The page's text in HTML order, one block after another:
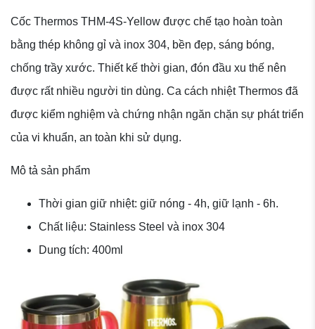
Cốc Thermos THM-4S-Yellow được chế tạo hoàn toàn
bằng thép không gỉ và inox 304, bền đẹp, sáng bóng,
chống trầy xước. Thiết kế thời gian, đón đầu xu thế nên
được rất nhiều người tin dùng. Ca cách nhiệt Thermos đã
được kiểm nghiệm và chứng nhận ngăn chặn sự phát triển
của vi khuẩn, an toàn khi sử dụng.
Mô tả sản phẩm
Thời gian giữ nhiệt: giữ nóng - 4h, giữ lạnh - 6h.
Chất liệu: Stainless Steel và inox 304
Dung tích: 400ml